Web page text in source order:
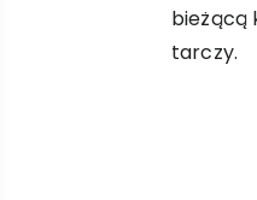
bieżącą
tarczy.